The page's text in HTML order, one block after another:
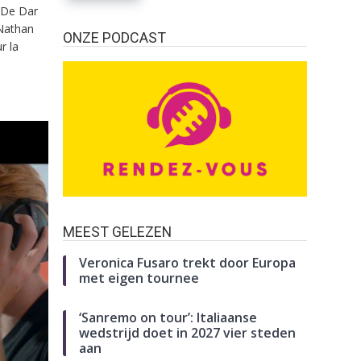
Dar
la
ONZE PODCAST
MEEST GELEZEN
Veronica Fusaro trekt door Europa
met eigen tournee
‘Sanremo on tour’: Italiaanse
wedstrijd doet in 2027 vier steden
aan